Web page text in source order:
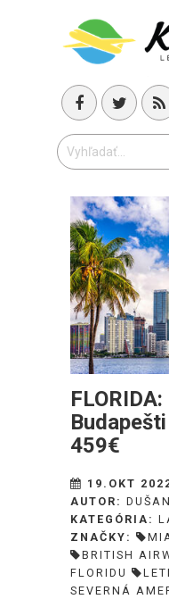
459€
19.OKT
AUTOR: DUŠAN
KATEGÓRIA:
ZNAČKY:
BRITISH
FLORIDU
SEVERNÁ